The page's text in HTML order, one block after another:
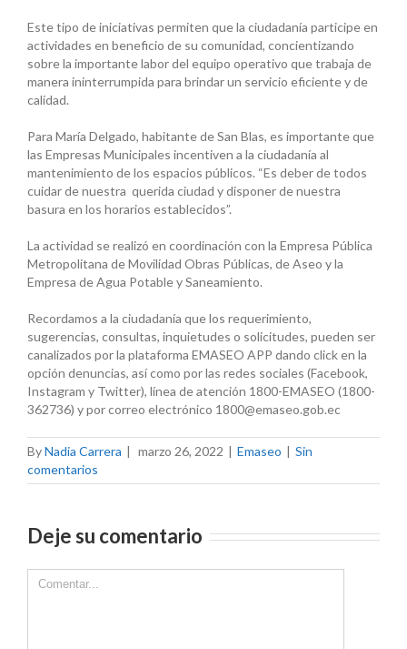
Este tipo de iniciativas permiten que la ciudadanía participe en
actividades en beneficio de su comunidad, concientizando
sobre la importante labor del equipo operativo que trabaja de
manera ininterrumpida para brindar un servicio eficiente y de
calidad.
Para María Delgado, habitante de San Blas, es importante que
las Empresas Municipales incentiven a la ciudadanía al
mantenimiento de los espacios públicos. “Es deber de todos
cuidar de nuestra querida ciudad y disponer de nuestra
basura en los horarios establecidos”.
La actividad se realizó en coordinación con la Empresa Pública
Metropolitana de Movilidad Obras Públicas, de Aseo y la
Empresa de Agua Potable y Saneamiento.
Recordamos a la ciudadanía que los requerimiento,
sugerencias, consultas, inquietudes o solicitudes, pueden ser
canalizados por la plataforma EMASEO APP dando click en la
opción denuncias, así como por las redes sociales (Facebook,
Instagram y Twitter), línea de atención 1800-EMASEO (1800-
362736) y por correo electrónico 1800@emaseo.gob.ec
ByNadia Carrera | marzo 26, 2022 | Emaseo | Sin
comentarios
Deje su comentario
Comment